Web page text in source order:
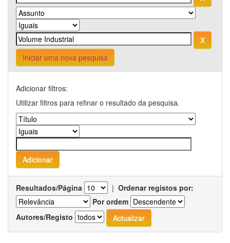
Iniciar uma nova pesquisa
Adicionar filtros:
Utilizar filtros para refinar o resultado da pesquisa.
Resultados/Página | Ordenar registos por:
Por ordem
Autores/Registo